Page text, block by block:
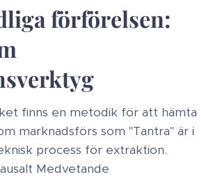
förförelsen:
finns en metodik för att hämta
marknadsförs som "Tantra" är i
process för extraktion.
Medvetande